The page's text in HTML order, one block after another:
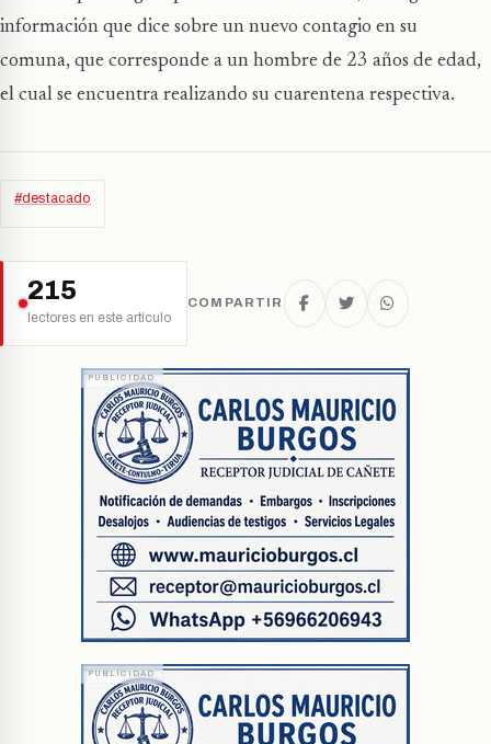
información que dice sobre un nuevo contagio en su
comuna, que corresponde a un hombre de 23 años de edad,
el cual se encuentra realizando su cuarentena respectiva.
#destacado
215
lectores en este artículo
COMPARTIR